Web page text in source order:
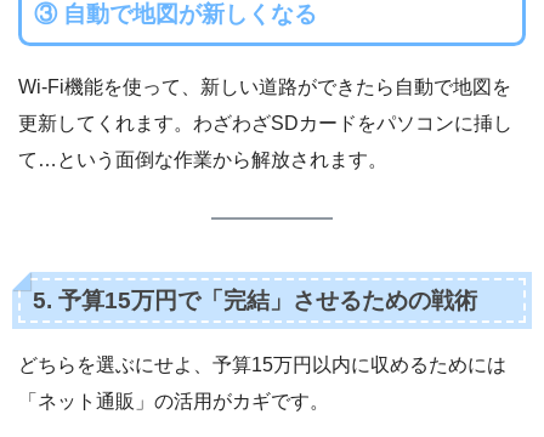
③ 自動で地図が新しくなる
Wi-Fi機能を使って、新しい道路ができたら自動で地図を
更新してくれます。わざわざSDカードをパソコンに挿し
て…という面倒な作業から解放されます。
5. 予算15万円で「完結」させるための戦術
どちらを選ぶにせよ、予算15万円以内に収めるためには
「ネット通販」の活用がカギです。